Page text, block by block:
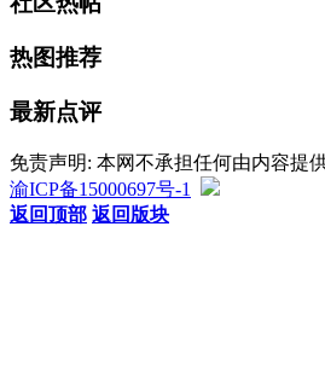
热图推荐
最新点评
免责声明: 本网不承担任何由内容提
渝ICP备15000697号-1
返回顶部 返回版块